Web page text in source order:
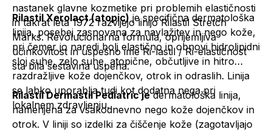
nastanek glavne kozmetike pri problemih elastičnosti
in takrat leta 1972 razvijejo linijo Rilastil Stretch
Marks. Revolucionarna formula, oprijemljiva
učinkovitost in uspešno ime Ri-lastil / Ri-elastičnost
sta bila sestavina uspeha.
Rilastil Xerolact (atopic)je specifična dermatološka
linija, posebej zasnovana za navlažitev in nego kože,
pri čemer jo naredi bolj elastično in obnovi hidrolipidni
sloj suhe, zelo suhe, atopične, občutljive in hitro
razdražljive kože dojenčkov, otrok in odraslih. Linija
se lahko uporablja tudi kot dodatna nega pri
lokalnem zdravljenju.
Rilastil Dermastil Pediatric jedermatološka linija,
namenjena za vsakodnevno nego kože dojenčkov in
otrok. V liniji so izdelki za čiščenje kože (zagotavljajo